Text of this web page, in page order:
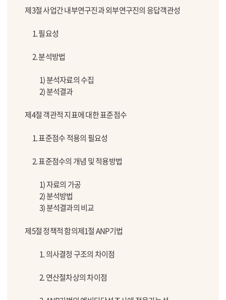
제3절 사업간 내부연구진과 외부연구진의 응답객관성
1. 필요성
2. 분석방법
1) 분석자료의 수집
2) 분석결과
제4절 객관적 지표에 대한 표준점수
1. 표준점수 적용의 필요성
2. 표준점수의 개념 및 적용방법
1) 자료의 가공
2) 분석방법
3) 분석결과의 비교
제5절 정책적 함의제1절 ANP기법
1. 의사결정 구조의 차이점
2. 연산절차상의 차이점